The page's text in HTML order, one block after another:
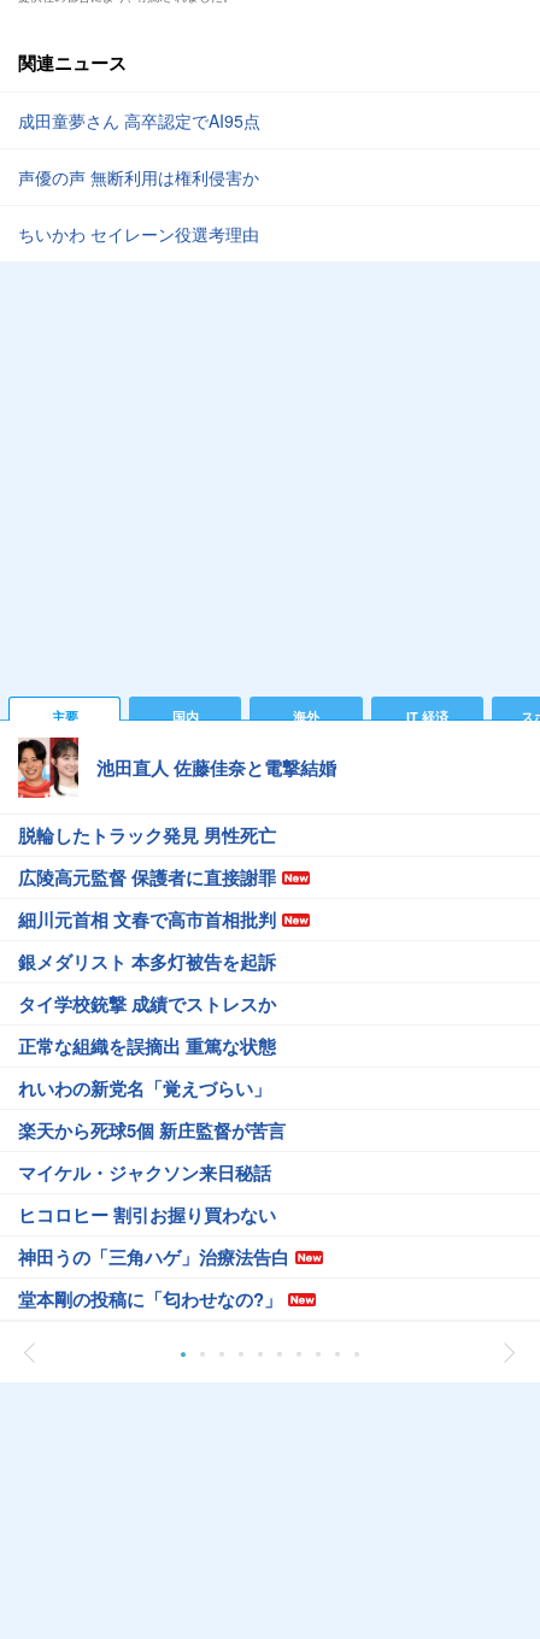
関連ニュース
成田童夢さん 高卒認定でAI95点
声優の声 無断利用は権利侵害か
ちいかわ セイレーン役選考理由
主要 国内 海外 IT 経済 ス
池田直人 佐藤佳奈と電撃結婚
脱輪したトラック発見 男性死亡
広陵高元監督 保護者に直接謝罪
細川元首相 文春で高市首相批判
銀メダリスト 本多灯被告を起訴
タイ学校銃撃 成績でストレスか
正常な組織を誤摘出 重篤な状態
れいわの新党名「覚えづらい」
楽天から死球5個 新庄監督が苦言
マイケル・ジャクソン来日秘話
ヒコロヒー 割引お握り買わない
神田うの「三角ハゲ」治療法告白
堂本剛の投稿に「匂わせなの?」